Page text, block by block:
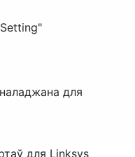
"
для
для Linksys